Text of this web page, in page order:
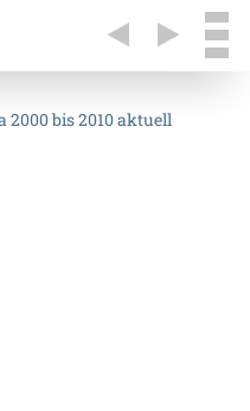
2000 bis 2010 aktuell